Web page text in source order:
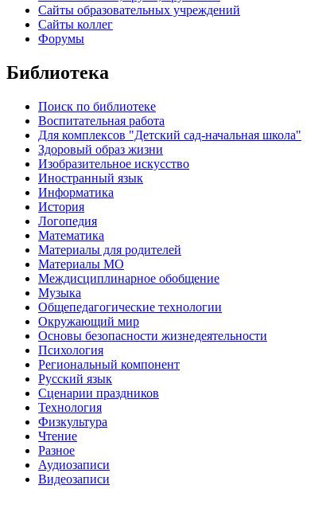
Сайты образовательных учреждений
Сайты коллег
Форумы
Библиотека
Поиск по библиотеке
Воспитательная работа
Для комплексов "Детский сад-начальная школа"
Здоровый образ жизни
Изобразительное искусство
Иностранный язык
Информатика
История
Логопедия
Математика
Материалы для родителей
Материалы МО
Междисциплинарное обобщение
Музыка
Общепедагогические технологии
Окружающий мир
Основы безопасности жизнедеятельности
Психология
Региональный компонент
Русский язык
Сценарии праздников
Технология
Физкультура
Чтение
Разное
Аудиозаписи
Видеозаписи